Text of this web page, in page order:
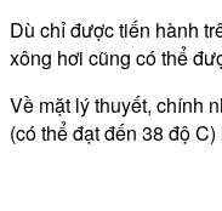
Dù chỉ được tiến hành
xông hơi cũng có thể
Về mặt lý thuyết, chính
(có thể đạt đến 38 độ